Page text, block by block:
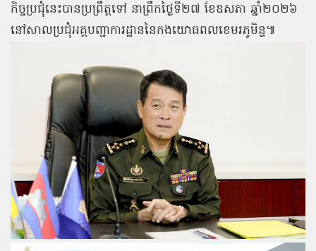
កិច្ចប្រជុំនេះបានប្រព្រឹត្តទៅ នាព្រឹកថ្ងៃទី២៧ ខែឧសភា ឆ្នាំ២០២៦
នៅសាលប្រជុំអគ្គបញ្ជាការដ្ឋាននៃកងយោធពលខេមរភូមិន្ទ៕